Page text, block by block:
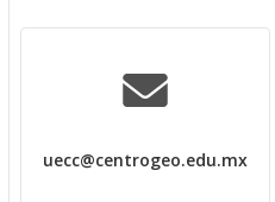
uecc@centrogeo.edu.mx